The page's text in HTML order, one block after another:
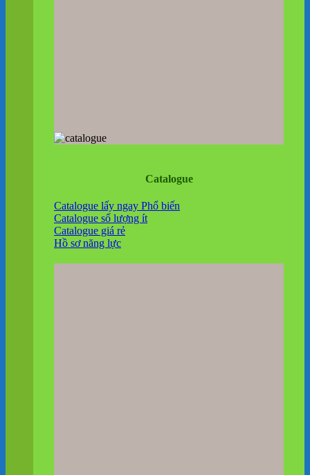
Catalogue
Catalogue lấy ngay
Catalogue số lượng ít
Catalogue giá rẻ
Hồ sơ năng lực